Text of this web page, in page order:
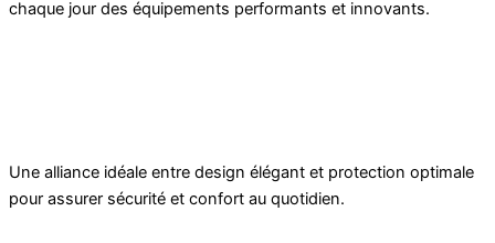
chaque jour des équipements performants et innovants.
Une alliance idéale entre design élégant et protection optimale
pour assurer sécurité et confort au quotidien.